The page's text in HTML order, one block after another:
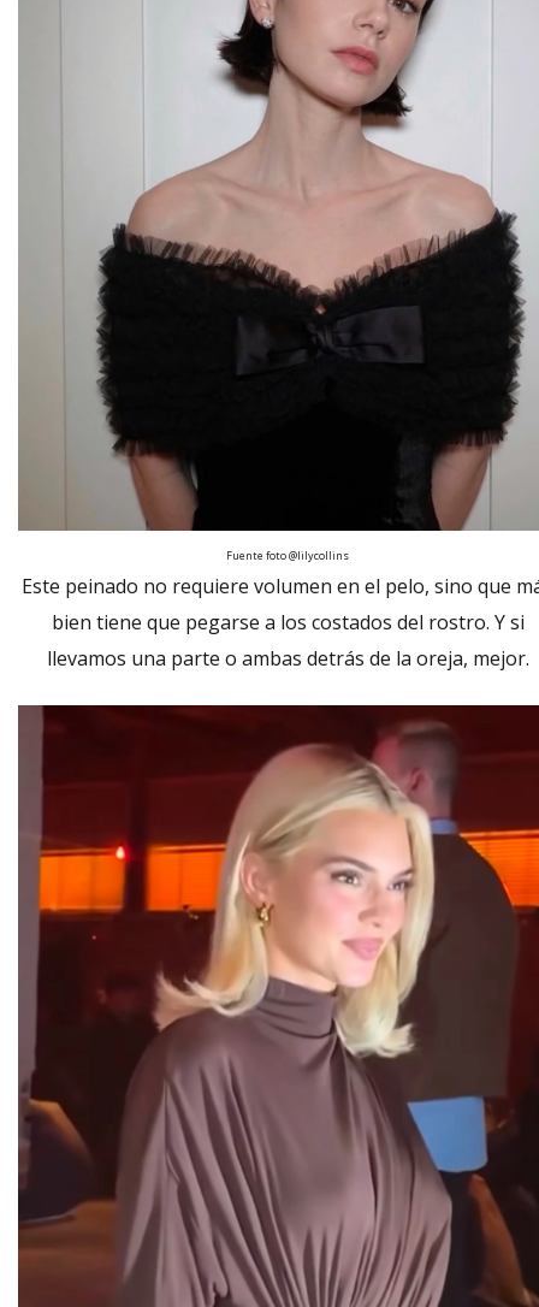
Fuente foto @lilycollins
Este peinado no requiere volumen en el pelo, sino que
bien tiene que pegarse a los costados del rostro. Y si
llevamos una parte o ambas detrás de la oreja, mejor.